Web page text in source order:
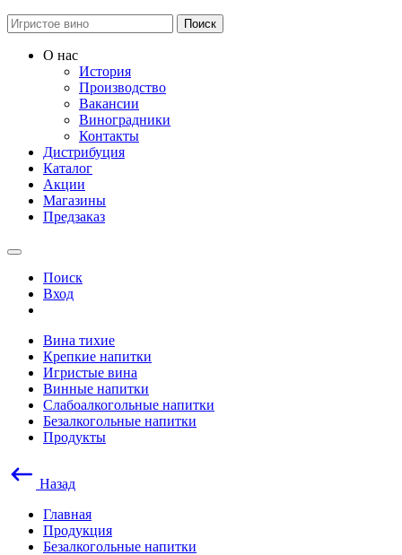
Поиск
О нас
История
Производство
Вакансии
Виноградники
Контакты
Дистрибуция
Каталог
Акции
Магазины
Предзаказ
Поиск
Вход
Вина тихие
Крепкие напитки
Игристые вина
Винные напитки
Слабоалкогольные напитки
Безалкогольные напитки
Продукты
Назад
Главная
Продукция
Безалкогольные напитки